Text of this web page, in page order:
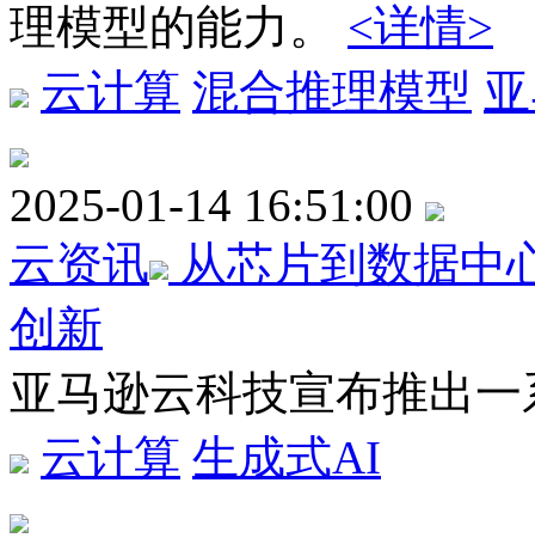
理模型的能力。
<详情>
云计算 混合推理模型
2025-01-14 16:51:00
云资讯
从芯片到数据中
创新
亚马逊云科技宣布推出
云计算 生成式AI